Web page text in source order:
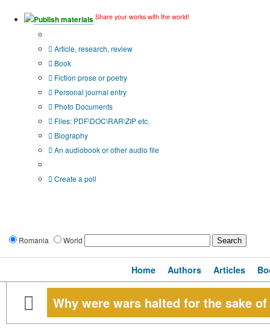
Publish materials Share your works with the world!
Article, research, review
Book
Fiction prose or poetry
Personal journal entry
Photo Documents
Files: PDF\DOC\RAR\ZIP etc.
Biography
An audiobook or other audio file
Create a poll
Romania World
Home Authors Articles
Why were wars halted for the sake